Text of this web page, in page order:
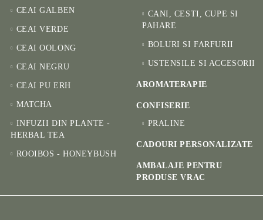
CEAI GALBEN
CEAI VERDE
CEAI OOLONG
CEAI NEGRU
CEAI PU ERH
MATCHA
INFUZII DIN PLANTE -
HERBAL TEA
ROOIBOS - HONEYBUSH
CANI, CESTI, CUPE SI
PAHARE
BOLURI SI FARFURII
USTENSILE SI ACCESORII
AROMATERAPIE
CONFISERIE
PRALINE
CADOURI PERSONALIZATE
AMBALAJE PENTRU
PRODUSE VRAC